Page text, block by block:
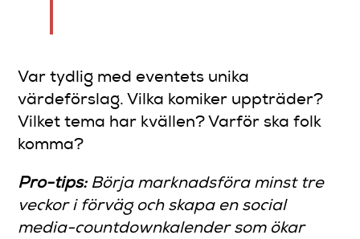
Var tydlig med eventets unika
värdeförslag. Vilka komiker uppträder?
Vilket tema har kvällen? Varför ska folk
komma?
Pro-tips: Börja marknadsföra minst tre
veckor i förväg och skapa en social
media-countdownkalender som ökar